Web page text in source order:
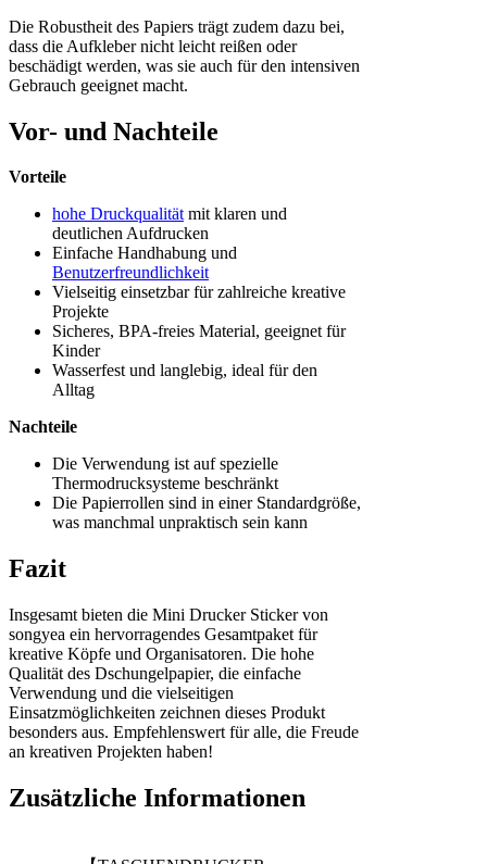
Die Robustheit des Papiers trägt zudem dazu bei,
dass die Aufkleber nicht leicht reißen oder
beschädigt werden, was sie auch für den intensiven
Gebrauch geeignet macht.
Vor- und Nachteile
Vorteile
hohe Druckqualitätmit klaren und
deutlichen Aufdrucken
Einfache Handhabung und
Benutzerfreundlichkeit
Vielseitig einsetzbar für zahlreiche kreative
Projekte
Sicheres, BPA-freies Material, geeignet für
Kinder
Wasserfest und langlebig, ideal für den
Alltag
Nachteile
Die Verwendung ist auf spezielle
Thermodrucksysteme beschränkt
Die Papierrollen sind in einer Standardgröße,
was manchmal unpraktisch sein kann
Fazit
Insgesamt bieten die Mini Drucker Sticker von
songyea ein hervorragendes Gesamtpaket für
kreative Köpfe und Organisatoren. Die hohe
Qualität des Dschungelpapier, die einfache
Verwendung und die vielseitigen
Einsatzmöglichkeiten zeichnen dieses Produkt
besonders aus. Empfehlenswert für alle, die Freude
an kreativen Projekten haben!
Zusätzliche Informationen